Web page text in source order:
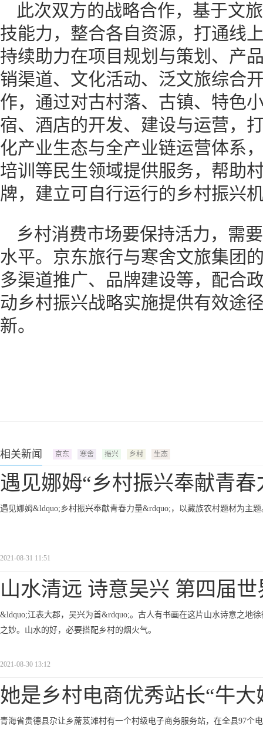
此次双方的战略合作，基于文
技能力，整合各自资源，打通线
持续助力在项目规划与策划、产
销渠道、文化活动、泛文旅综合
作，通过对古村落、古镇、特色
宿、酒店的开发、建设与运营，
化产业生态与全产业链运营体系
培训等民生领域提供服务，帮助
牌，建立可自行运行的乡村振兴
乡村消费市场要保持活力，需
水平。京东旅行与寒舍文旅集团
多渠道推广、品牌建设等，配合
动乡村振兴战略实施提供有效途
新。
相关新闻 京东 寒舍 振兴 乡村 生态
遇见娜姆“乡村振兴奉献青春
遇见娜姆&ldquo;乡村振兴奉献青春力量&rdquo;，以藏族农村题材为主题
2021-08-31 11:51
山水清远 诗意吴兴 第四届世
&ldquo;江表大郡，吴兴为首&rdquo;。古人有书画在这片山水诗意之地
之妙。山水的好，必要搭配乡村的烟火气。
2021-08-30 13:12
她是乡村电商优秀站长“牛大
青海省贵德县尕让乡蓆芨滩村有一个村级电子商务服务站，在全县97个